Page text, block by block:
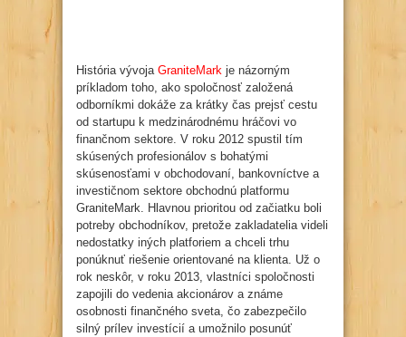
História vývoja GraniteMark je názorným
príkladom toho, ako spoločnosť založená
odborníkmi dokáže za krátky čas prejsť cestu
od startupu k medzinárodnému hráčovi vo
finančnom sektore. V roku 2012 spustil tím
skúsených profesionálov s bohatými
skúsenosťami v obchodovaní, bankovníctve a
investičnom sektore obchodnú platformu
GraniteMark. Hlavnou prioritou od začiatku boli
potreby obchodníkov, pretože zakladatelia videli
nedostatky iných platforiem a chceli trhu
ponúknuť riešenie orientované na klienta. Už o
rok neskôr, v roku 2013, vlastníci spoločnosti
zapojili do vedenia akcionárov a známe
osobnosti finančného sveta, čo zabezpečilo
silný prílev investícií a umožnilo posunúť